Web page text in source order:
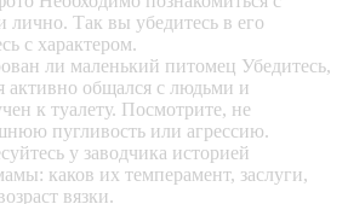
Так вы убедитесь в его
с характером.
ли маленький питомец Убедитесь,
общался с людьми и
к туалету. Посмотрите, не
пугливость или агрессию.
у заводчика историей
каков их темперамент, заслуги,
вязки.